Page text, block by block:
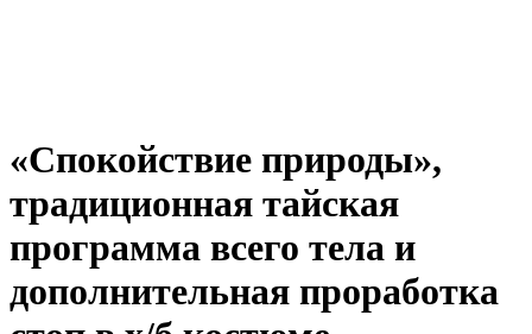
«Спокойствие природы»,
традиционная тайская
программа всего тела и
дополнительная проработка